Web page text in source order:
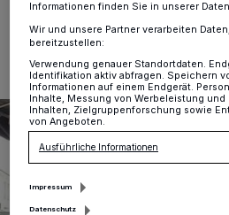
Informationen finden Sie in unserer
Wir und unsere Partner verarbeiten
bereitzustellen:
Verwendung genauer Standortdaten.
Identifikation aktiv abfragen. Speichern
Informationen auf einem Endgerät.
Inhalte, Messung von Werbeleistung
Inhalten, Zielgruppenforschung sowie
von Angeboten.
Ausführliche Informationen
Impressum
Datenschutz